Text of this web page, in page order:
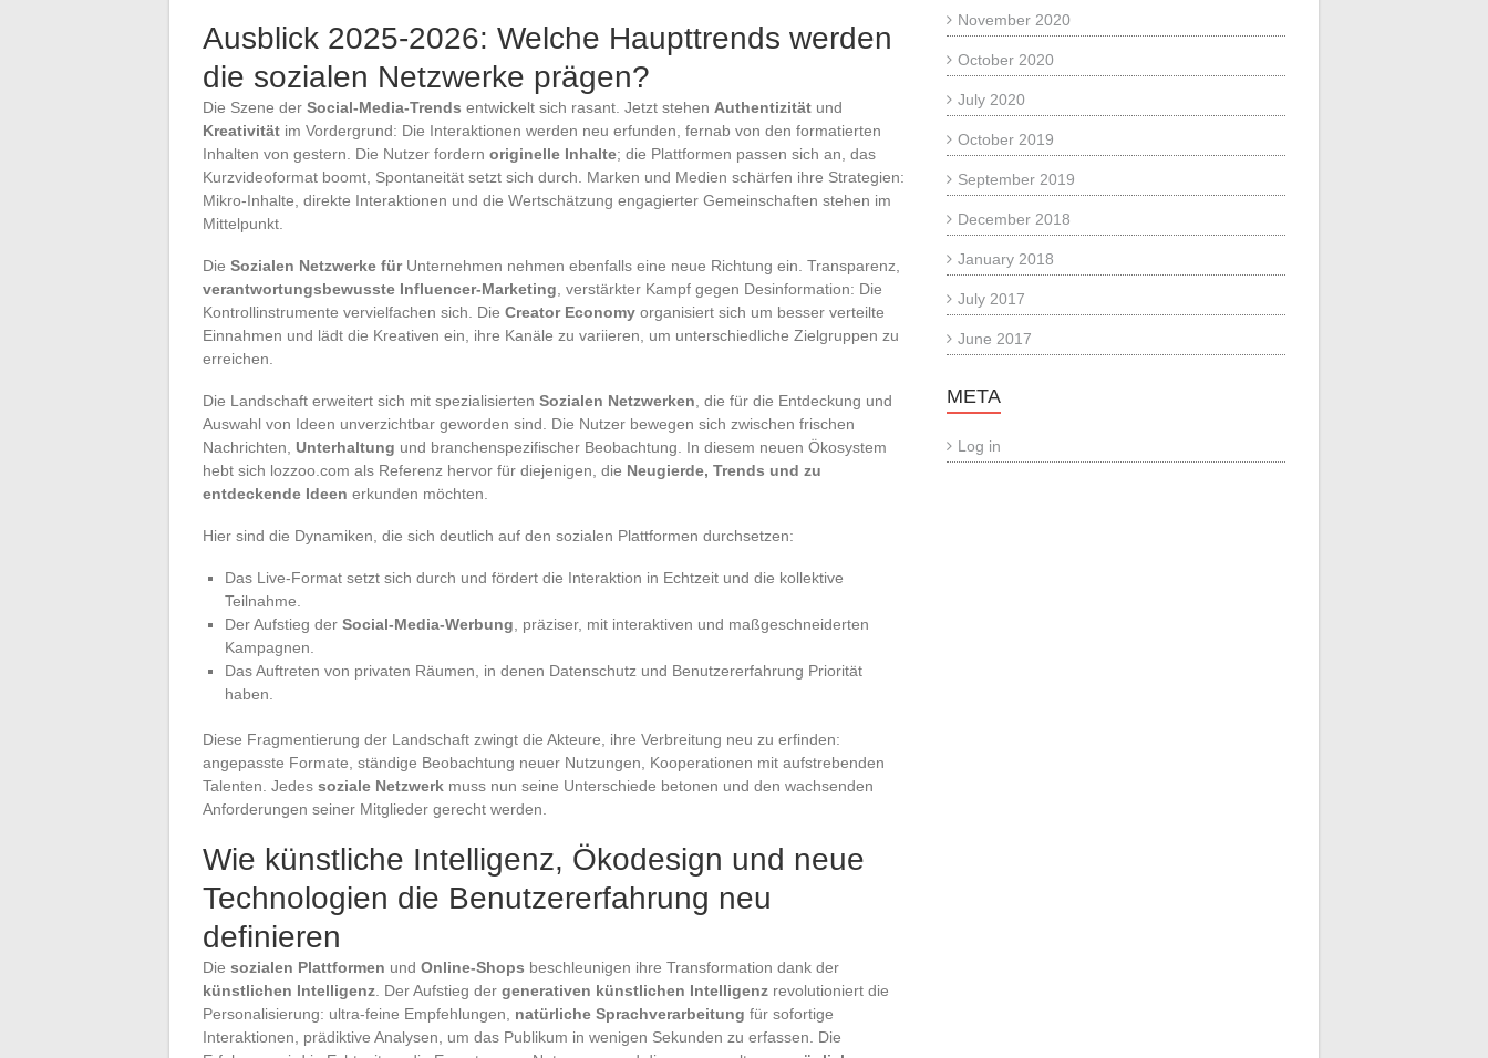
Ausblick 2025-2026: Welche Haupttrends werden
die sozialen Netzwerke prägen?
Die Szene der Social-Media-Trends entwickelt sich rasant. Jetzt stehen Authentizität und
Kreativität im Vordergrund: Die Interaktionen werden neu erfunden, fernab von den formatierten
Inhalten von gestern. Die Nutzer fordern originelle Inhalte; die Plattformen passen sich an, das
Kurzvideoformat boomt, Spontaneität setzt sich durch. Marken und Medien schärfen ihre Strategien:
Mikro-Inhalte, direkte Interaktionen und die Wertschätzung engagierter Gemeinschaften stehen im
Mittelpunkt.
Die Sozialen Netzwerke fürUnternehmen nehmen ebenfalls eine neue Richtung ein. Transparenz,
verantwortungsbewusste Influencer-Marketing , verstärkter Kampf gegen Desinformation: Die
Kontrollinstrumente vervielfachen sich. Die Creator Economy organisiert sich um besser verteilte
Einnahmen und lädt die Kreativen ein, ihre Kanäle zu variieren, um unterschiedliche Zielgruppen zu
erreichen.
Die Landschaft erweitert sich mit spezialisierten Sozialen Netzwerken , die für die Entdeckung und
Auswahl von Ideen unverzichtbar geworden sind. Die Nutzer bewegen sich zwischen frischen
Nachrichten, Unterhaltung und branchenspezifischer Beobachtung. In diesem neuen Ökosystem
hebt sich lozzoo.com als Referenz hervor für diejenigen, die Neugierde, Trends und zu
entdeckende Ideen erkunden möchten.
Hier sind die Dynamiken, die sich deutlich auf den sozialen Plattformen durchsetzen:
Das Live-Format setzt sich durch und fördert die Interaktion in Echtzeit und die kollektive
Teilnahme.
Der Aufstieg der Social-Media-Werbung , präziser, mit interaktiven und maßgeschneiderten
Kampagnen.
Das Auftreten von privaten Räumen, in denen Datenschutz und Benutzererfahrung Priorität
haben.
Diese Fragmentierung der Landschaft zwingt die Akteure, ihre Verbreitung neu zu erfinden:
angepasste Formate, ständige Beobachtung neuer Nutzungen, Kooperationen mit aufstrebenden
Talenten. Jedes soziale Netzwerk muss nun seine Unterschiede betonen und den wachsenden
Anforderungen seiner Mitglieder gerecht werden.
Wie künstliche Intelligenz, Ökodesign und neue
Technologien die Benutzererfahrung neu
definieren
Die sozialen Plattformen und Online-Shops beschleunigen ihre Transformation dank der
künstlichen Intelligenz . Der Aufstieg der generativen künstlichen Intelligenz revolutioniert die
Personalisierung: ultra-feine Empfehlungen, natürliche Sprachverarbeitung für sofortige
Interaktionen, prädiktive Analysen, um das Publikum in wenigen Sekunden zu erfassen. Die
November 2020
October 2020
July 2020
October 2019
September 2019
December 2018
January 2018
July 2017
June 2017
META
Log in